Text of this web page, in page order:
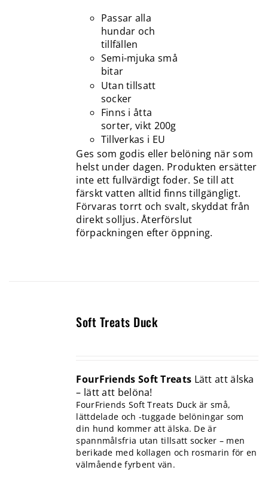
Passar alla
hundar och
tillfällen
Semi-mjuka små
bitar
Utan tillsatt
socker
Finns i åtta
sorter, vikt 200g
Tillverkas i EU
Ges som godis eller belöning när som
helst under dagen. Produkten ersätter
inte ett fullvärdigt foder. Se till att
färskt vatten alltid finns tillgängligt.
Förvaras torrt och svalt, skyddat från
direkt solljus. Återförslut
förpackningen efter öppning.
Soft Treats Duck
FourFriends Soft Treats Lätt att älska
– lätt att belöna!
FourFriends Soft Treats Duck är små,
lättdelade och -tuggade belöningar som
din hund kommer att älska. De är
spannmålsfria utan tillsatt socker – men
berikade med kollagen och rosmarin för en
välmående fyrbent vän.